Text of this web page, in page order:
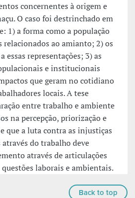
concernentes à origem e
O caso foi destrinchado em
1) a forma como a população
relacionados ao amianto; 2) os
essas representações; 3) as
e institucionais
que geram no cotidiano
locais. A tese
entre trabalho e ambiente
na percepção, priorização e
que a luta contra as injustiças
do trabalho deve
através de articulações
laborais e ambientais.
Back to top